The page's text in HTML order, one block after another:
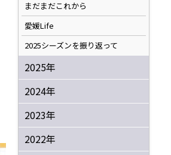
まだまだこれから
愛媛Life
2025シーズンを振り返って
2025年
2024年
2023年
2022年